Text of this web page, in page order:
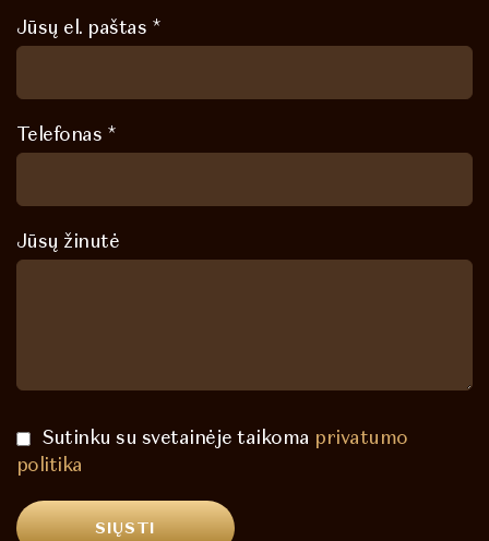
Jūsų el. paštas *
Telefonas *
Jūsų žinutė
Sutinku su svetainėje taikoma privatumo
politika